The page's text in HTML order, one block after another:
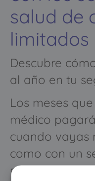
salud de
limitados
Descubre
al año en tu
Los meses
médico
cuando vayas
como con un
normal